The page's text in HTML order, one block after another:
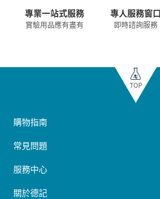
專業一站式服務
實驗用品應有盡有
專人服務窗口
即時諮詢服務
TOP
購物指南
常見問題
服務中心
關於德記